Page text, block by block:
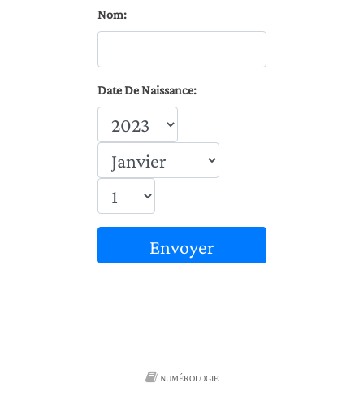
Nom:
Date De Naissance:
Envoyer
NUMÉROLOGIE